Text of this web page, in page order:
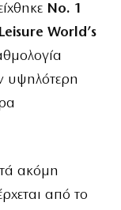
No. 1
World’s
υψηλότερη
ακόμη
από το